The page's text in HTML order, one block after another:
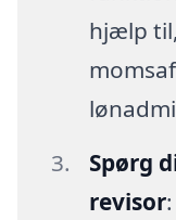
hjælp
Spørg
revisor